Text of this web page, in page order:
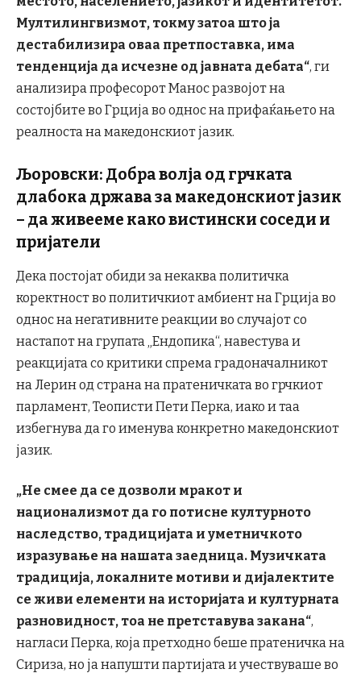
Мултилингвизмот, токму затоа што ја
дестабилизира оваа претпоставка, има
тенденција да исчезне од јавната дебата“, ги
анализира професорот Манос развојот на
состојбите во Грција во однос на прифаќањето на
реалноста на македонскиот јазик.
Љоровски: Добра волја од грчката
длабока државаза македонскиот јазик
– да живееме како вистински соседи и
пријатели
Дека постојат обиди за некаква политичка
коректност во политичкиот амбиент на Грција во
однос на негативните реакции во случајот со
настапот на групата „Ендопика“, навестува и
реакцијата со критики спрема градоначалникот
на Лерин од страна на пратеничката во грчкиот
парламент, Теописти Пети Перка, иако и таа
избегнува да го именува конкретно македонскиот
јазик.
„Не смее да се дозволи мракот и
национализмот да го потисне културното
наследство, традицијата и уметничкото
изразување на нашата заедница. Музичката
традиција, локалните мотиви и дијалектите
се живи елементи на историјата и културната
разновидност, тоа не претставува закана“,
нагласи Перка, која претходно беше пратеничка на
Сириза, но ја напушти партијата и учествуваше во